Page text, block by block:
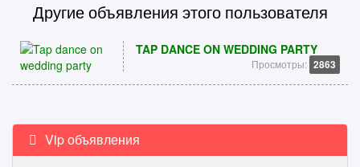
Другие объявления этого пользователя
TAP DANCE ON WEDDING PARTY
Просмотры: 2863
Vip объявления